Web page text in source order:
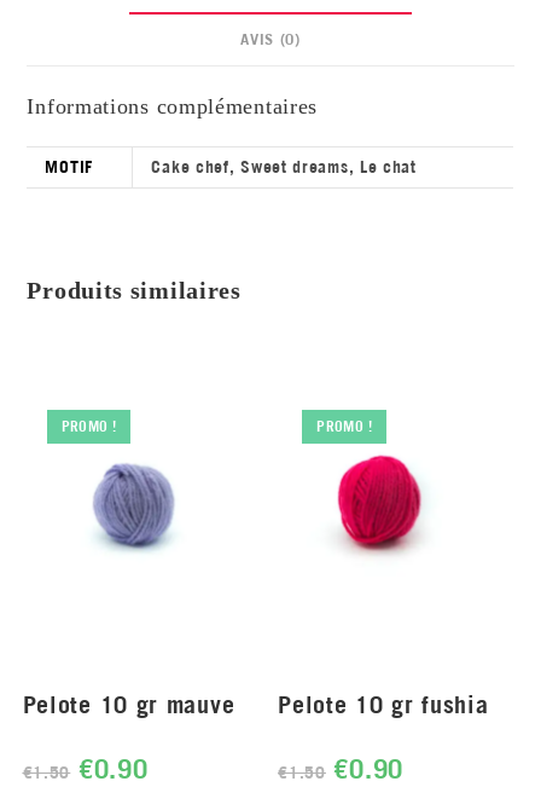
AVIS (0)
Informations complémentaires
MOTIF Cake chef, Sweet dreams, Le chat
Produits similaires
PROMO !
Pelote 10 gr mauve
€1.50 €0.90
PROMO !
Pelote 10 gr fushia
€1.50 €0.90